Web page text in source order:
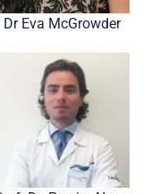
Dr Eva McGrowder